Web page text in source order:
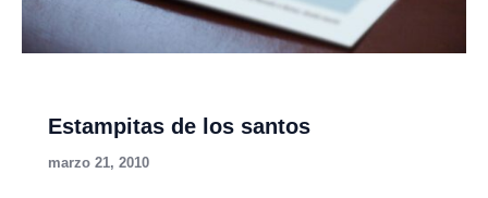
Estampitas de los santos
marzo 21, 2010